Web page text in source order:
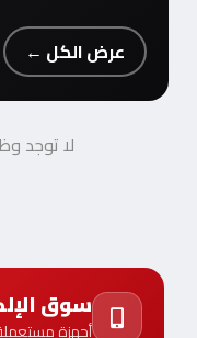
عرض الكل ←
لا توجد
سوق
أجهزة